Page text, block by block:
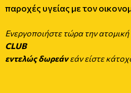
παροχές υγείας με τον
Ενεργοποιήστε τώρα τηνατομική
CLUB
εντελώς δωρεάνεάν είστε